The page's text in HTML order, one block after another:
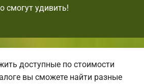
смогут удивить!
доступные по стоимости
вы сможете найти разные